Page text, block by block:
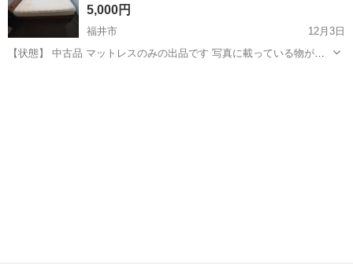
5,000円
福井市
12月3日
【状態】 中古品 マットレスのみの出品です 写真に載っている物が全